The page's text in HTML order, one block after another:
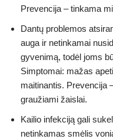
Prevencija – tinkama
Dantų problemos
auga ir netinkamai
gyvenimą, todėl joms
Simptomai: mažas
maitinantis. Prevencija
graužiami žaislai.
Kailio infekciją gali
netinkamas smėlis